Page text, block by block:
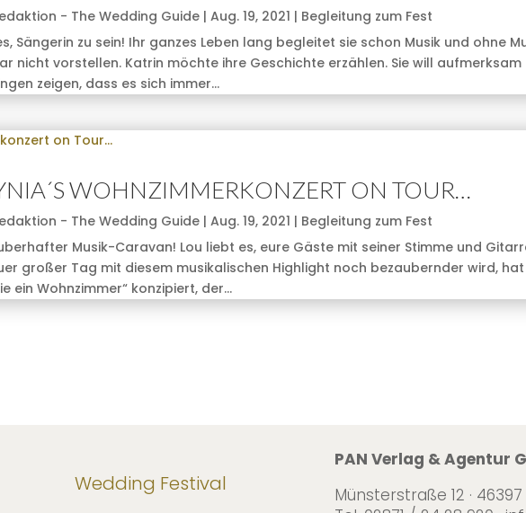
- The Wedding Guide| Aug. 19, 2021 | Begleitung zum Fest
Sängerin zu sein! Ihr ganzes Leben lang begleitet sie schon Musik und ohne
nicht vorstellen. Katrin möchte ihre Geschichte erzählen. Sie will aufmerksam
zeigen, dass es sich immer...
WOHNZIMMERKONZERT ON TOUR…
- The Wedding Guide| Aug. 19, 2021 | Begleitung zum Fest
Musik-Caravan! Lou liebt es, eure Gäste mit seiner Stimme und
großer Tag mit diesem musikalischen Highlight noch bezaubernder wird,
ein Wohnzimmer“ konzipiert, der...
Wedding Festival
PAN Verlag & Agentur
Münsterstraße 12 ·